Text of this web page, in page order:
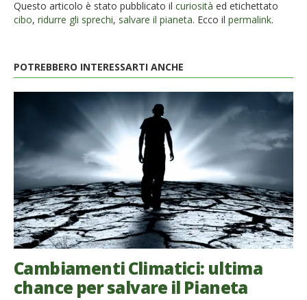
Questo articolo è stato pubblicato il curiosità ed etichettato
cibo, ridurre gli sprechi, salvare il pianeta. Ecco il permalink.
POTREBBERO INTERESSARTI ANCHE
Cambiamenti Climatici: ultima
chance per salvare il Pianeta